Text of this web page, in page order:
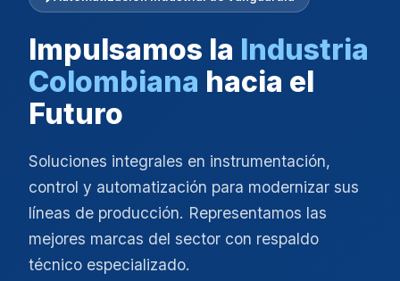
Impulsamos la Industria
Colombiana hacia el
Futuro
Soluciones integrales en instrumentación,
control y automatización para modernizar sus
líneas de producción. Representamos las
mejores marcas del sector con respaldo
técnico especializado.